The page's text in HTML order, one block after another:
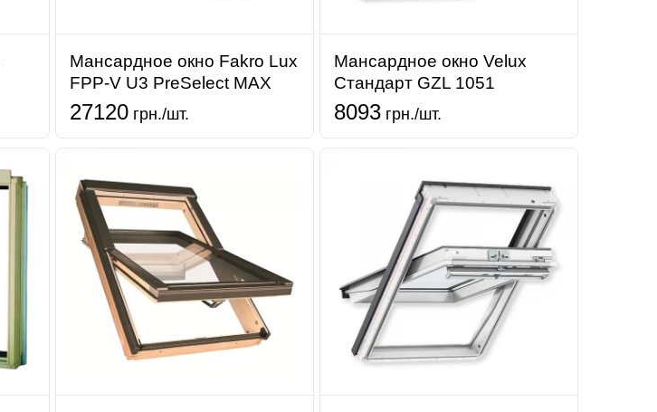
Мансардное окно Fakro Lux
FPP-V U3 PreSelect MAX
27120грн./шт.
Мансардное окно Velux
Стандарт GZL 1051
8093грн./шт.